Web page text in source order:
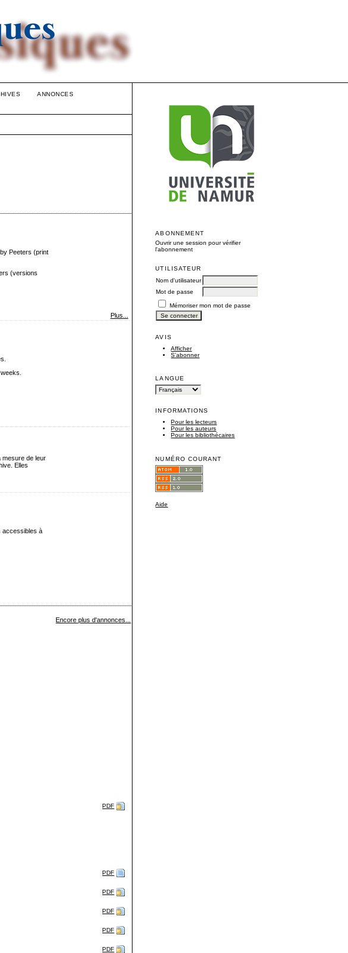
ABONNEMENT
Ouvrir une session pour vérifier
l'abonnement
UTILISATEUR
Nom d'utilisateur
Mot de passe
Mémoriser mon mot de passe
AVIS
Afficher
S'abonner
LANGUE
INFORMATIONS
Pour les lecteurs
Pour les auteurs
Pour les bibliothécaires
NUMÉRO COURANT
Aide
ANNONCES
Peeters (print
(versions
Plus...
mesure de leur
Elles
accessibles à
Encore plus d'annonces...
PDF
PDF
PDF
PDF
PDF
PDF